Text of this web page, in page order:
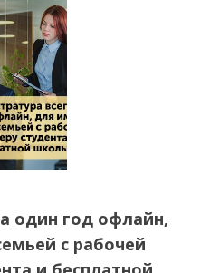
один год офлайн,
с рабочей